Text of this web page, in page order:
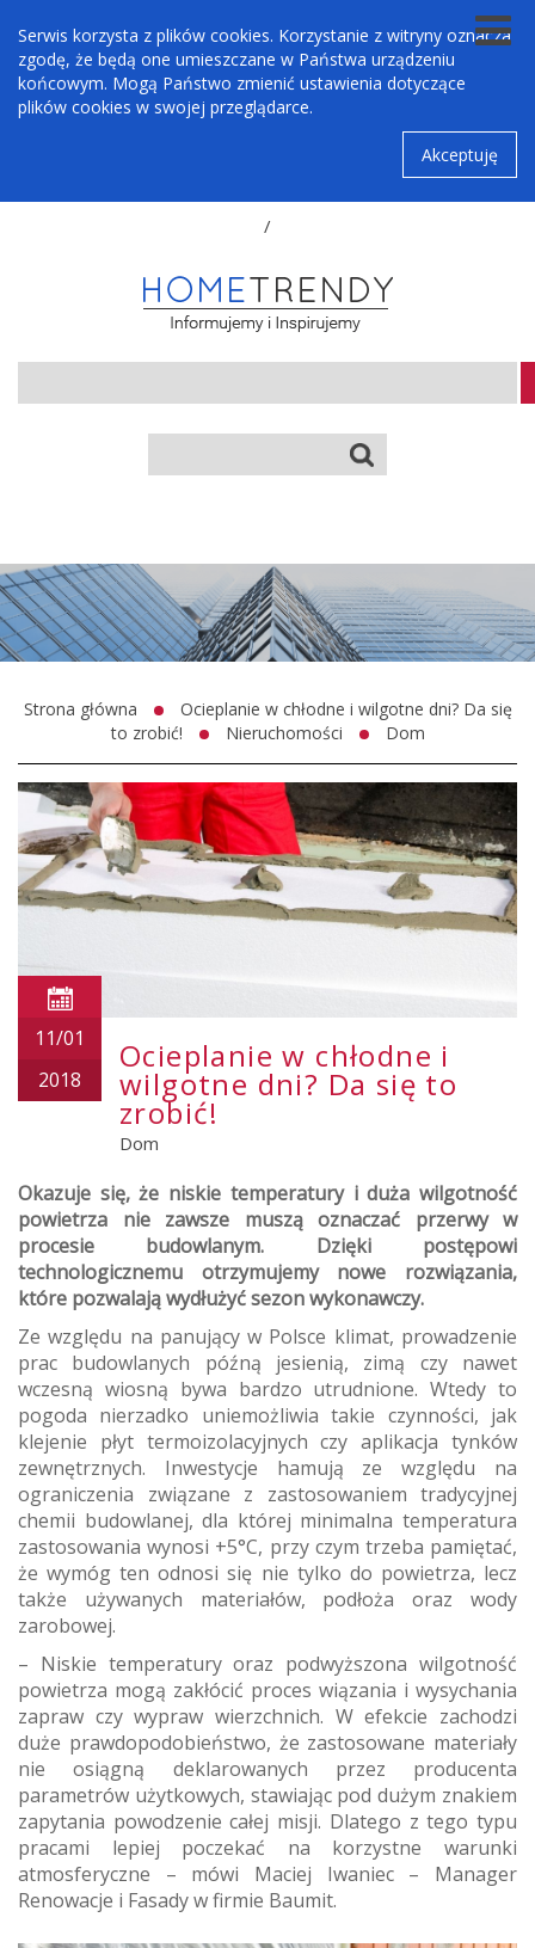
Serwis korzysta z plików cookies. Korzystanie z witryny oznacza
zgodę, że będą one umieszczane w Państwa urządzeniu
końcowym. Mogą Państwo zmienić ustawienia dotyczące
plików cookies w swojej przeglądarce.
Akceptuję
/
Strona główna
Ocieplanie w chłodne i wilgotne dni? Da się
to zrobić!
Nieruchomości Dom
11/01
2018
Ocieplanie w chłodne i
wilgotne dni? Da się to
zrobić!
Dom
Okazuje się, że niskie temperatury i duża wilgotność
powietrza nie zawsze muszą oznaczać przerwy w
procesie budowlanym. Dzięki postępowi
technologicznemu otrzymujemy nowe rozwiązania,
które pozwalają wydłużyć sezon wykonawczy.
Ze względu na panujący w Polsce klimat, prowadzenie
prac budowlanych późną jesienią, zimą czy nawet
wczesną wiosną bywa bardzo utrudnione. Wtedy to
pogoda nierzadko uniemożliwia takie czynności, jak
klejenie płyt termoizolacyjnych czy aplikacja tynków
zewnętrznych. Inwestycje hamują ze względu na
ograniczenia związane z zastosowaniem tradycyjnej
chemii budowlanej, dla której minimalna temperatura
zastosowania wynosi +5°C, przy czym trzeba pamiętać,
że wymóg ten odnosi się nie tylko do powietrza, lecz
także używanych materiałów, podłoża oraz wody
zarobowej.
– Niskie temperatury oraz podwyższona wilgotność
powietrza mogą zakłócić proces wiązania i wysychania
zapraw czy wypraw wierzchnich. W efekcie zachodzi
duże prawdopodobieństwo, że zastosowane materiały
nie osiągną deklarowanych przez producenta
parametrów użytkowych, stawiając pod dużym znakiem
zapytania powodzenie całej misji. Dlatego z tego typu
pracami lepiej poczekać na korzystne warunki
atmosferyczne – mówi Maciej Iwaniec – Manager
Renowacje i Fasady w firmie Baumit.